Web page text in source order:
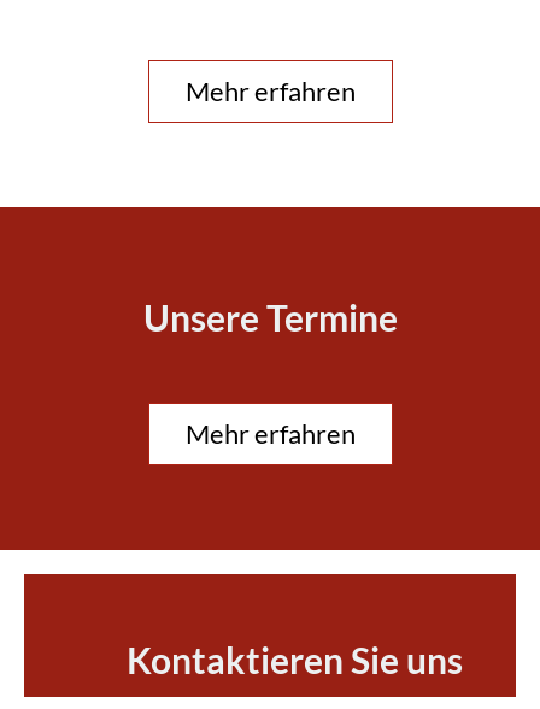
Mehr erfahren
Unsere Termine
Mehr erfahren
Kontaktieren Sie uns